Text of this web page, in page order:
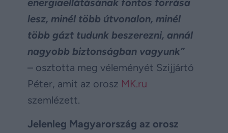
energiaellátásának fontos forrása
lesz, minél több útvonalon, minél
több gázt tudunk beszerezni, annál
nagyobb biztonságban vagyunk”
– osztotta meg véleményét Szijjártó
Péter, amit az orosz MK.ru
szemlézett.
Jelenleg Magyarország az orosz